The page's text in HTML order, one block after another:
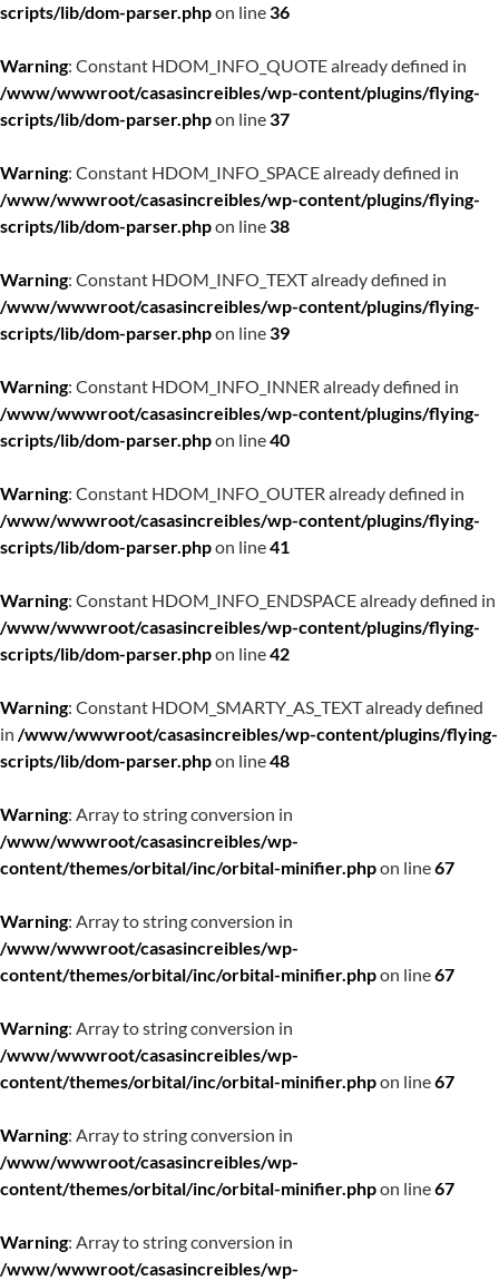
scripts/lib/dom-parser.phpon line36
Warning: Constant HDOM_INFO_QUOTE already defined in
/www/wwwroot/casasincreibles/wp-content/plugins/flying-
scripts/lib/dom-parser.phpon line37
Warning: Constant HDOM_INFO_SPACE already defined in
/www/wwwroot/casasincreibles/wp-content/plugins/flying-
scripts/lib/dom-parser.phpon line38
Warning: Constant HDOM_INFO_TEXT already defined in
/www/wwwroot/casasincreibles/wp-content/plugins/flying-
scripts/lib/dom-parser.phpon line39
Warning: Constant HDOM_INFO_INNER already defined in
/www/wwwroot/casasincreibles/wp-content/plugins/flying-
scripts/lib/dom-parser.phpon line40
Warning: Constant HDOM_INFO_OUTER already defined in
/www/wwwroot/casasincreibles/wp-content/plugins/flying-
scripts/lib/dom-parser.phpon line41
Warning: Constant HDOM_INFO_ENDSPACE already defined in
/www/wwwroot/casasincreibles/wp-content/plugins/flying-
scripts/lib/dom-parser.phpon line42
Warning: Constant HDOM_SMARTY_AS_TEXT already defined
in /www/wwwroot/casasincreibles/wp-content/plugins/flying-
scripts/lib/dom-parser.phpon line48
Warning: Array to string conversion in
/www/wwwroot/casasincreibles/wp-
content/themes/orbital/inc/orbital-minifier.phpon line67
Warning: Array to string conversion in
/www/wwwroot/casasincreibles/wp-
content/themes/orbital/inc/orbital-minifier.phpon line67
Warning: Array to string conversion in
/www/wwwroot/casasincreibles/wp-
content/themes/orbital/inc/orbital-minifier.phpon line67
Warning: Array to string conversion in
/www/wwwroot/casasincreibles/wp-
content/themes/orbital/inc/orbital-minifier.phpon line67
Warning: Array to string conversion in
/www/wwwroot/casasincreibles/wp-